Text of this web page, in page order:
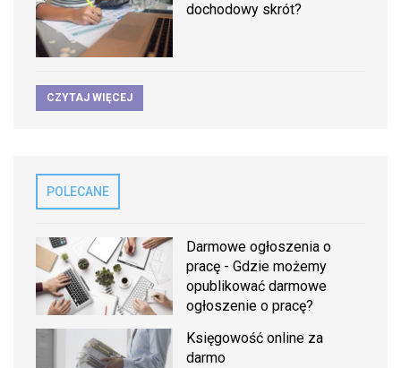
dochodowy skrót?
CZYTAJ WIĘCEJ
POLECANE
Darmowe ogłoszenia o
pracę - Gdzie możemy
opublikować darmowe
ogłoszenie o pracę?
Księgowość online za
darmo